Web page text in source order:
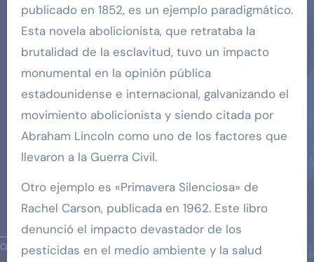
publicado en 1852, es un ejemplo paradigmático.
Esta novela abolicionista, que retrataba la
brutalidad de la esclavitud, tuvo un impacto
monumental en la opinión pública
estadounidense e internacional, galvanizando el
movimiento abolicionista y siendo citada por
Abraham Lincoln como uno de los factores que
llevaron a la Guerra Civil.
Otro ejemplo es «Primavera Silenciosa» de
Rachel Carson, publicada en 1962. Este libro
denunció el impacto devastador de los
pesticidas en el medio ambiente y la salud